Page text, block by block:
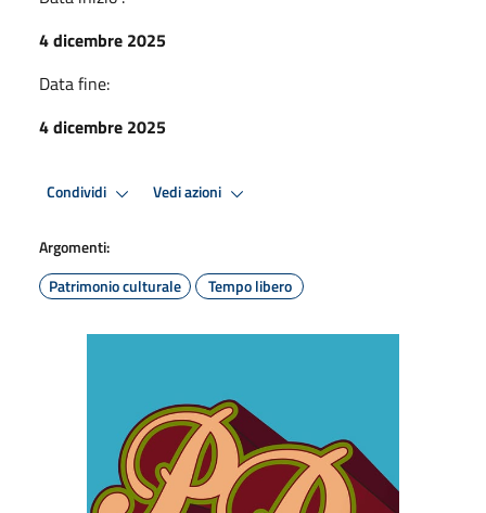
4 dicembre 2025
Data fine:
4 dicembre 2025
Condividi Vedi azioni
Argomenti:
Patrimonio culturale
Tempo libero